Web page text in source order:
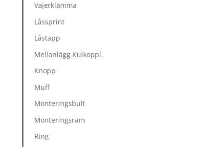
Vajerklämma
Låssprint
Låstapp
Mellanlägg Kulkoppl.
Knopp
Muff
Monteringsbult
Monteringsram
Ring